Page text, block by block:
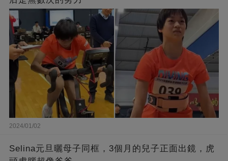
2024/01/02
Selina元旦曬母子同框，3個月的兒子正面出鏡，虎